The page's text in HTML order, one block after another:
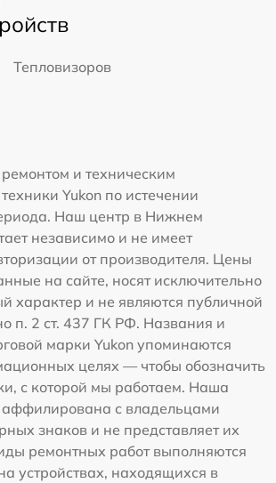
Тепловизоров
и техническим
Yukon по истечении
Наш центр в Нижнем
независимо и не имеет
от производителя. Цены
на сайте, носят исключительно
характер и не являются публичной
п. 2 ст. 437 ГК РФ. Названия и
марки Yukon упоминаются
целях — чтобы обозначить
с которой мы работаем. Наша
аффилирована с владельцами
знаков и не представляет их
ремонтных работ выполняются
устройствах, находящихся в